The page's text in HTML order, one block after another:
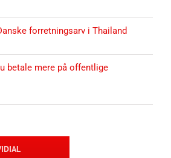
forretningsarv i Thailand
betale mere på offentlige